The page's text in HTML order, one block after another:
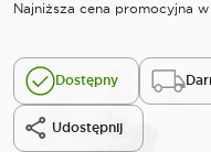
Najniższa cena promocyjna
Dostępny
Udostępnij